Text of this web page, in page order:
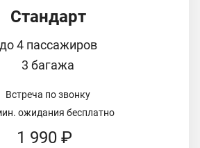
Стандарт
до 4 пассажиров
3 багажа
Встреча по звонку
ожидания бесплатно
1 990 ₽